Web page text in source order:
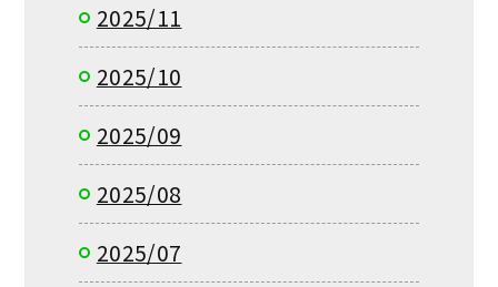
2025/11
2025/10
2025/09
2025/08
2025/07